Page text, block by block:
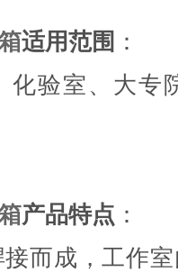
适用范围 ：
化验室、大专
产品特点 ：
而成，工作